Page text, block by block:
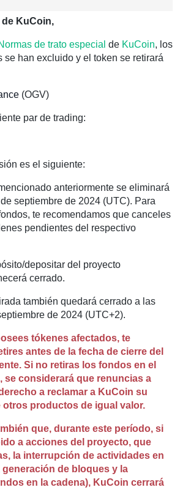
KuCoin,
de trato especial de KuCoin, los
se han excluido y el token se retirará
(OGV)
par de trading:
es el siguiente:
anteriormente se eliminará
septiembre de 2024 (UTC). Para
te recomendamos que canceles
pendientes del respectivo
depositar del proyecto
cerrado.
también quedará cerrado a las
de 2024 (UTC+2).
tókenes afectados, te
antes de la fecha de cierre del
Si no retiras los fondos en el
se considerará que renuncias a
a reclamar a KuCoin su
productos de igual valor.
que, durante este período, si
a acciones del proyecto, que
la interrupción de actividades en
generación de bloques y la
en la cadena), KuCoin cerrará